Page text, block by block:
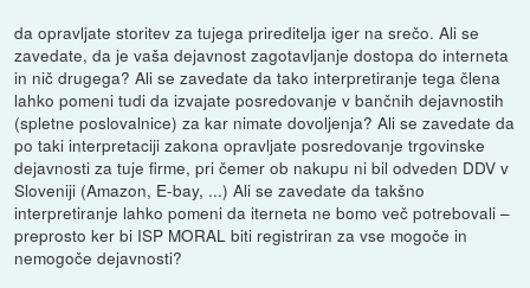
da opravljate storitev za tujega prireditelja iger na srečo. Ali se
zavedate, da je vaša dejavnost zagotavljanje dostopa do interneta
in nič drugega? Ali se zavedate da tako interpretiranje tega člena
lahko pomeni tudi da izvajate posredovanje v bančnih dejavnostih
(spletne poslovalnice) za kar nimate dovoljenja? Ali se zavedate da
po taki interpretaciji zakona opravljate posredovanje trgovinske
dejavnosti za tuje firme, pri čemer ob nakupu ni bil odveden DDV v
Sloveniji (Amazon, E-bay, ...) Ali se zavedate da takšno
interpretiranje lahko pomeni da iterneta ne bomo več potrebovali –
preprosto ker bi ISP MORAL biti registriran za vse mogoče in
nemogoče dejavnosti?